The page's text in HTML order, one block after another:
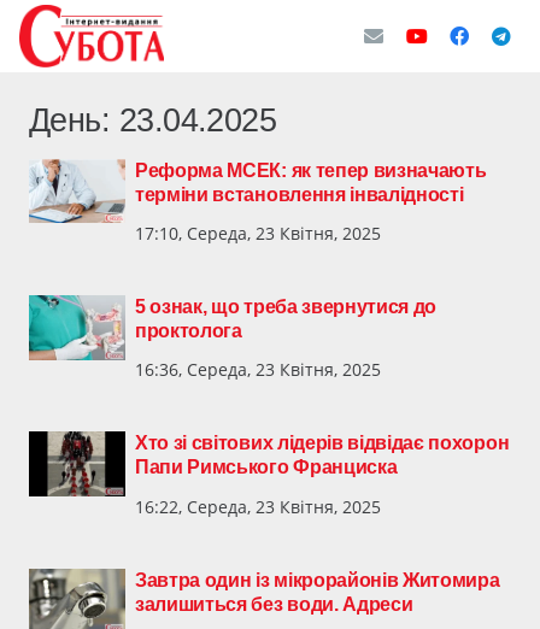
День: 23.04.2025
Реформа МСЕК: як тепер визначають
терміни встановлення інвалідності
17:10, Середа, 23 Квітня, 2025
5 ознак, що треба звернутися до
проктолога
16:36, Середа, 23 Квітня, 2025
Хто зі світових лідерів відвідає похорон
Папи Римського Франциска
16:22, Середа, 23 Квітня, 2025
Завтра один із мікрорайонів Житомира
залишиться без води. Адреси